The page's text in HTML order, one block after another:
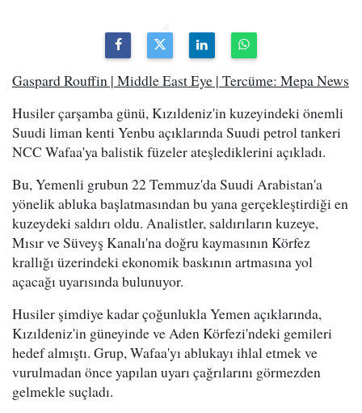
Gaspard Rouffin | Middle East Eye | Tercüme: Mepa News
Husiler çarşamba günü, Kızıldeniz'in kuzeyindeki önemli
Suudi liman kenti Yenbu açıklarında Suudi petrol tankeri
NCC Wafaa'ya balistik füzeler ateşlediklerini açıkladı.
Bu, Yemenli grubun 22 Temmuz'da Suudi Arabistan'a
yönelik abluka başlatmasından bu yana gerçekleştirdiği en
kuzeydeki saldırı oldu. Analistler, saldırıların kuzeye,
Mısır ve Süveyş Kanalı'na doğru kaymasının Körfez
krallığı üzerindeki ekonomik baskının artmasına yol
açacağı uyarısında bulunuyor.
Husiler şimdiye kadar çoğunlukla Yemen açıklarında,
Kızıldeniz'in güneyinde ve Aden Körfezi'ndeki gemileri
hedef almıştı. Grup, Wafaa'yı ablukayı ihlal etmek ve
vurulmadan önce yapılan uyarı çağrılarını görmezden
gelmekle suçladı.